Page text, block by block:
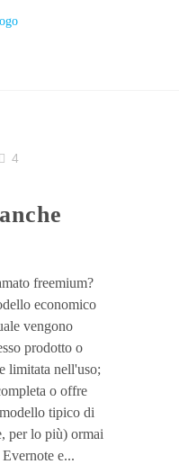
4
freemium?
economico
vengono
prodotto o
limitata nell'uso;
o offre
tipico di
per lo più) ormai
e...